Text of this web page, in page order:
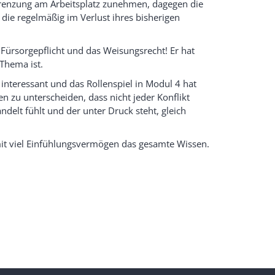
am Arbeitsplatz zunehmen, dagegen die
regelmäßig im Verlust ihres bisherigen
und das Weisungsrecht! Er hat
ist.
und das Rollenspiel in Modul 4 hat
zu unterscheiden, dass nicht jeder Konflikt
fühlt und der unter Druck steht, gleich
Einfühlungsvermögen das gesamte Wissen.